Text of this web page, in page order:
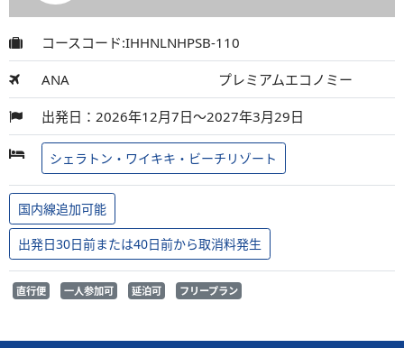
コースコード:IHHNLNHPSB-110
ANA プレミアムエコノミー
出発日：2026年12月7日～2027年3月29日
シェラトン・ワイキキ・ビーチリゾート
国内線追加可能
出発日30日前または40日前から取消料発生
直行便 一人参加可 延泊可 フリープラン